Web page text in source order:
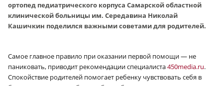
ортопед педиатрического корпуса Самарской областной
клинической больницы им. Середавина Николай
Кашичкин поделился важными советами для родителей.
Самое главное правило при оказании первой помощи — не
паниковать, приводит рекомендации специалиста450media.ru.
Спокойствие родителей помогает ребенку чувствовать себя в